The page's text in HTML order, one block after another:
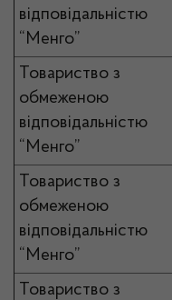
відповідальністю
“Менго”
Товариство з
обмеженою
відповідальністю
“Менго”
Товариство з
обмеженою
відповідальністю
“Менго”
Товариство з